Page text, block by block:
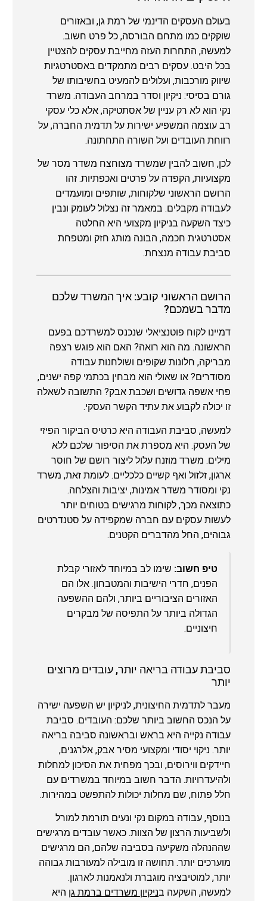
בעולם העסקים הדינמי של רמת גן, ובאזורים
שוקקים כמו מתחם הבורסה, כל פרט חשוב.
למעשה, התחרות העזה מחייבת עסקים להצטיין
בכל היבט. עסקים רבים מתמקדים באסטרטגיות
שיווק מורכבות, ועלולים להמעיט בחשיבותו של
גורם בסיסי: ניקיון וסדר במרחב העבודה. משרד
נקי הוא לא רק עניין של אסתטיקה, אלא כלי עסקי
רב עוצמה המשפיע ישירות על תדמית החברה, על
רווחת העובדים ועל השורה התחתונה.
לכן, חשוב להבין שמשרד מצוחצח משדר מסר של
מקצועיות, הקפדה על פרטים ואכפתיות. זהו
הרושם הראשוני שלקוחות, שותפים ומועמדים
לעבודה מקבלים. במאמר זה נצלול לעומק ונבין
כיצד השקעה בניקיון מקצועי היא החלטה
אסטרטגית חכמה, הבונה מותג חזק ומטפחת
סביבת עבודה מנצחת.
הרושם הראשוני קובע: איך המשרד שלכם
מדבר בשמכם?
דמיינו לקוח פוטנציאלי שנכנס למשרדכם בפעם
הראשונה. מה הוא רואה? האם הוא פוגש רצפה
מבריקה, חלונות שקופים ושולחנות עבודה
מסודרים? או שאולי הוא מבחין בכתמי קפה ישנים,
פחי אשפה גדושים ושכבת אבק? התשובה לשאלה
זו יכולה לקבוע את עתיד הקשר העסקי.
למעשה, סביבת העבודה היא כרטיס הביקור הפיזי
של העסק. היא מספרת את הסיפור שלכם ללא
מילים. משרד מוזנח עלול ליצור רושם של חוסר
ארגון, זלזול ואף קשיים כלכליים. לעומת זאת, משרד
נקי ומסודר משדר אמינות, יציבות והצלחה.
כתוצאה מכך, לקוחות מרגישים בטוחים יותר
לעשות עסקים עם חברה שמקפידה על סטנדרטים
גבוהים, החל מהדברים הקטנים.
טיפ חשוב: שימו לב במיוחד לאזורי קבלת
הפנים, חדרי הישיבות והמטבחון. אלו הם
האזורים הציבוריים ביותר, ולהם ההשפעה
הגדולה ביותר על התפיסה של מבקרים
חיצוניים.
סביבת עבודה בריאה יותר, עובדים מרוצים
יותר
מעבר לתדמית החיצונית, לניקיון יש השפעה ישירה
על הנכס החשוב ביותר שלכם: העובדים. סביבת
עבודה נקייה היא בראש ובראשונה סביבה בריאה
יותר. ניקוי יסודי ומקצועי מסיר אבק, אלרגנים,
חיידקים ווירוסים, ובכך מפחית את הסיכון למחלות
ולהיעדרויות. הדבר חשוב במיוחד במשרדים עם
חלל פתוח, שם מחלות יכולות להתפשט במהירות.
בנוסף, עבודה במקום נקי ונעים תורמת למורל
ולשביעות הרצון של הצוות. כאשר עובדים מרגישים
שההנהלה משקיעה בסביבה שלהם, הם מרגישים
מוערכים יותר. תחושה זו מובילה למעורבות גבוהה
יותר, למוטיבציה מוגברת ולנאמנות לארגון.
למעשה, השקעה בניקיון משרדים ברמת גן היא